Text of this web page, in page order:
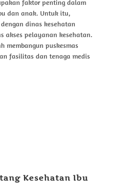
faktor penting dalam
dan anak. Untuk itu,
dinas kesehatan
akses pelayanan kesehatan.
membangun puskesmas
fasilitas dan tenaga medis
Kesehatan Ibu